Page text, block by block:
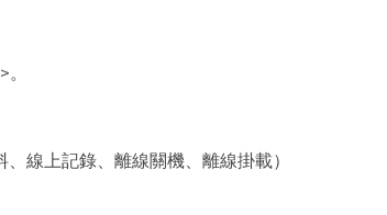
線上記錄、離線關機、離線掛載）